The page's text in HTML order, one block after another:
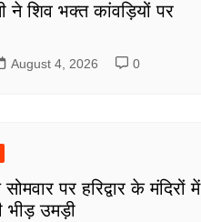
ने शिव भक्त कांवड़ियों पर
August 4, 2026 0
पर हरिद्वार के मंदिरों में
भीड़ उमड़ी